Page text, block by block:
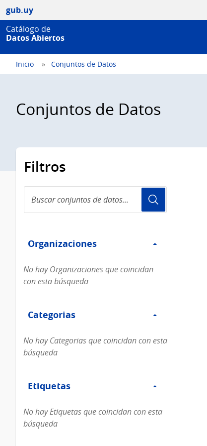
gub.uy
Catálogo de
Datos Abiertos
Inicio Conjuntos de Datos
Conjuntos de Datos
Filtros
conjuntos
de
Organizaciones
Organizaciones
No hay Organizaciones que coincidan
con esta búsqueda
Categorias
Categorias
No hay Categorias que coincidan con esta
búsqueda
Etiquetas
Etiquetas
No hay Etiquetas que coincidan con esta
búsqueda